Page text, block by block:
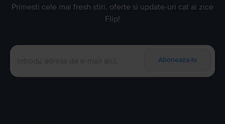
Primesti cele mai fresh stiri, oferte si update-uri cat ai zice
Flip!
Aboneaza-te